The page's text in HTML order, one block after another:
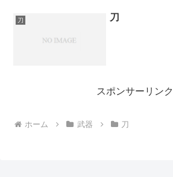
刀 刀
スポンサーリンク
ホーム 武器 刀